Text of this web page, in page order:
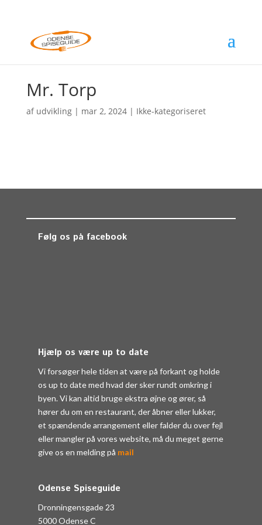
Mr. Torp
af udvikling| mar 2, 2024| Ikke-kategoriseret
Følg os på facebook
Hjælp os være up to date
Vi forsøger hele tiden at være på forkant og holde
os up to date med hvad der sker rundt omkring i
byen. Vi kan altid bruge ekstra øjne og ører, så
hører du om en restaurant, der åbner eller lukker,
et spændende arrangement eller falder du over fejl
eller mangler på vores website, må du meget gerne
give os en melding på mail
Odense Spiseguide
Dronningensgade 23
5000 Odense C